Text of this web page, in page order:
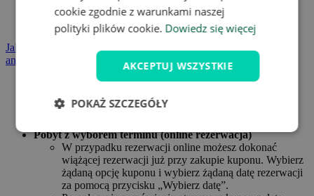
Kapcie do wypożyczenia
Bezpłatne WiFi
Jak zarezerwować
anulowania
W przypadku korzystania z zabiegów, zarówno wliczonych
w cenę pakietu, jak i wykraczających poza nią, prosimy o
rezerwację wizyty e-mailem lub telefonicznie w recepcji co
Pobyt z wyborem terminu (online rezerwacja)
W przypadku rezerwacji online możesz dokonać
wiążącej rezerwacji już przy zakupie kuponu. Wybierz
żądaną opcję kuponu i wybierz żądaną datę rezerwacji
za pomocą przycisku „Wybierz datę”.
cookie zgodnie z warunkami naszej
polityki plików cookie. Dowiedz się więcej
AKCEPTUJ WSZYSTKIE
POKAŻ SZCZEGÓŁY